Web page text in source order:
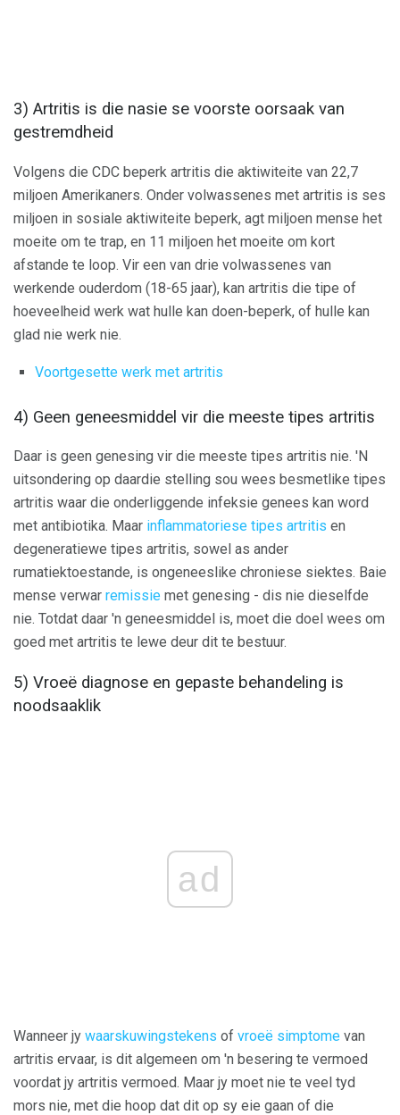
3) Artritis is die nasie se voorste oorsaak van
gestremdheid
Volgens die CDC beperk artritis die aktiwiteite van 22,7
miljoen Amerikaners. Onder volwassenes met artritis is ses
miljoen in sosiale aktiwiteite beperk, agt miljoen mense het
moeite om te trap, en 11 miljoen het moeite om kort
afstande te loop. Vir een van drie volwassenes van
werkende ouderdom (18-65 jaar), kan artritis die tipe of
hoeveelheid werk wat hulle kan doen-beperk, of hulle kan
glad nie werk nie.
Voortgesette werk met artritis
4) Geen geneesmiddel vir die meeste tipes artritis
Daar is geen genesing vir die meeste tipes artritis nie. 'N
uitsondering op daardie stelling sou wees besmetlike tipes
artritis waar die onderliggende infeksie genees kan word
met antibiotika. Maar inflammatoriese tipes artritis en
degeneratiewe tipes artritis, sowel as ander
rumatiektoestande, is ongeneeslike chroniese siektes. Baie
mense verwar remissie met genesing - dis nie dieselfde
nie. Totdat daar 'n geneesmiddel is, moet die doel wees om
goed met artritis te lewe deur dit te bestuur.
5) Vroeë diagnose en gepaste behandeling is
noodsaaklik
ad
Wanneer jy waarskuwingstekens of vroeë simptome van
artritis ervaar, is dit algemeen om 'n besering te vermoed
voordat jy artritis vermoed. Maar jy moet nie te veel tyd
mors nie, met die hoop dat dit op sy eie gaan of die